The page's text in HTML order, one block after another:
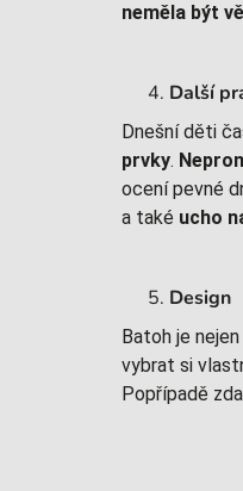
neměla být
Další
Dnešní děti
prvky.
ocení pevné
a také ucho
Design
Batoh je
vybrat si
Popřípadě